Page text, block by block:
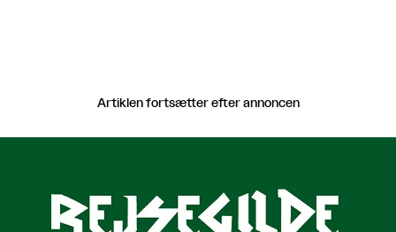
Artiklen fortsætter efter annoncen